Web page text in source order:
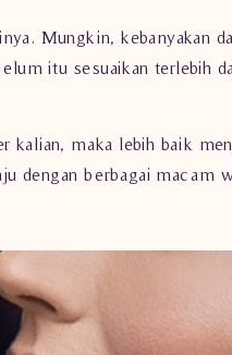
Mungkin, kebanyakan
itu sesuaikan terlebih
kalian, maka lebih baik
dengan berbagai macam